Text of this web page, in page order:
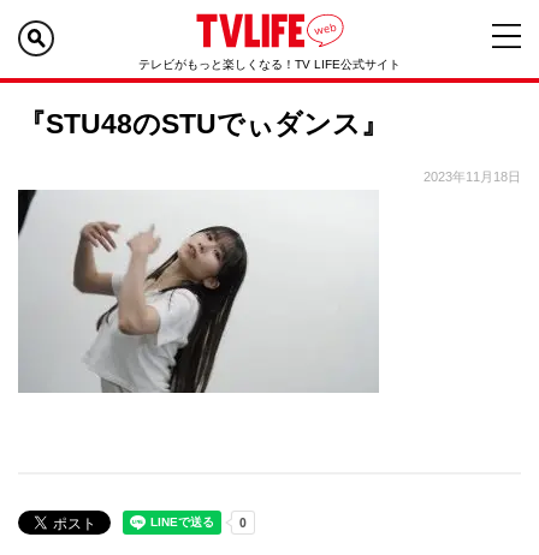
テレビがもっと楽しくなる！TV LIFE公式サイト
『STU48のSTUでぃダンス』
2023年11月18日